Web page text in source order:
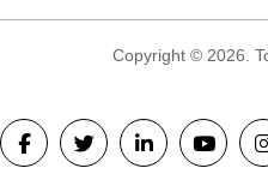
Copyright © 2026.